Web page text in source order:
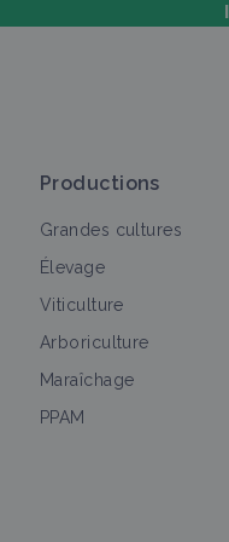
Tout
Productions
Grandes cultures
Élevage
Viticulture
Arboriculture
Maraîchage
PPAM